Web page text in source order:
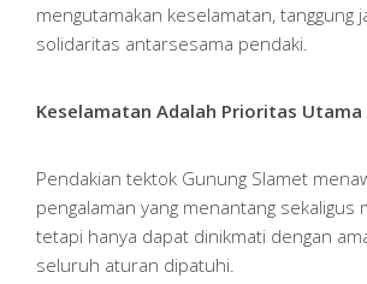
mengutamakan keselamatan, tanggung
solidaritas antarsesama pendaki.
Keselamatan Adalah Prioritas Utama
Pendakian tektok Gunung Slamet
pengalaman yang menantang sekaligus
tetapi hanya dapat dinikmati dengan
seluruh aturan dipatuhi.